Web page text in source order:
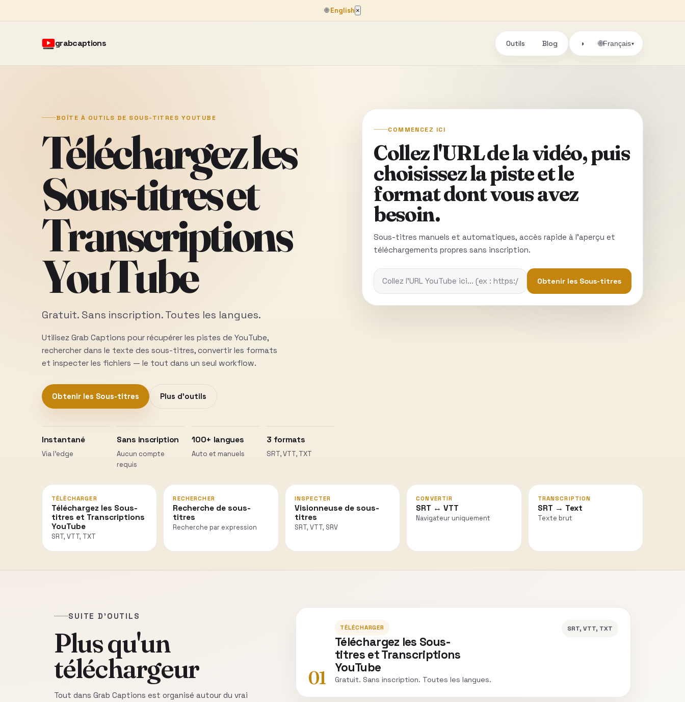
🌐English ×
grabcaptions Outils Blog ◑ 🌐Français▾
BOÎTE À OUTILS DE SOUS-TITRES YOUTUBE
Téléchargez les
Sous-titres et
Transcriptions
YouTube
Gratuit. Sans inscription. Toutes les langues.
Utilisez Grab Captions pour récupérer les pistes de YouTube,
rechercher dans le texte des sous-titres, convertir les formats
et inspecter les fichiers — le tout dans un seul workflow.
Obtenir les Sous-titres Plus d’outils
Instantané
Via l’edge
Sans inscription
Aucun compte
requis
100+ langues
Auto et manuels
3 formats
SRT, VTT, TXT
COMMENCEZ ICI
Collez l'URL de la vidéo, puis
choisissez la piste et le
format dont vous avez
besoin.
Sous-titres manuels et automatiques, accès rapide à l'aperçu et
téléchargements propres sans inscription.
Obtenir les Sous-titres
TÉLÉCHARGER
Téléchargez les Sous-
titres et Transcriptions
YouTube
SRT, VTT, TXT
RECHERCHER
Recherche de sous-
titres
Recherche par expression
INSPECTER
Visionneuse de sous-
titres
SRT, VTT, SRV
CONVERTIR
SRT ↔ VTT
Navigateur uniquement
TRANSCRIPTION
SRT → Text
Texte brut
SUITE D'OUTILS
Plus qu'un
téléchargeur
Tout dans Grab Captions est organisé autour du vrai
01
TÉLÉCHARGER
Téléchargez les Sous-
titres et Transcriptions
YouTube
Gratuit. Sans inscription. Toutes les langues.
SRT, VTT, TXT